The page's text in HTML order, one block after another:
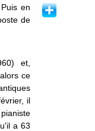
en
de
et,
ce
il
a 63